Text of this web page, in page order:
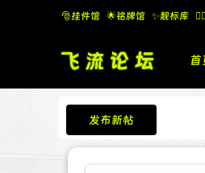
🎅挂件馆 🌟铭牌馆 ✨️靓标库
首
发布新帖